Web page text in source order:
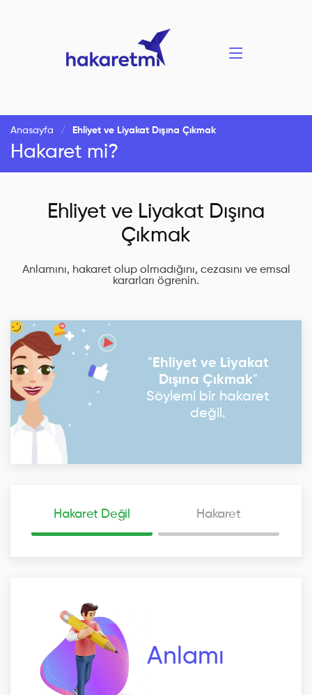
Anasayfa Ehliyet ve Liyakat Dışına Çıkmak
Hakaret mi?
Ehliyet ve Liyakat Dışına
Çıkmak
Anlamını, hakaret olup olmadığını, cezasını ve emsal
kararları ögrenin.
"Ehliyet ve Liyakat
Dışına Çıkmak"
Söylemi bir hakaret
değil.
Hakaret Değil Hakaret
Anlamı